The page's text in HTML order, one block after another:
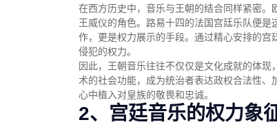
在西方历史中，音乐与王朝的结合同样紧密
王威仪的角色。路易十四的法国宫廷乐队便
作，更是权力展示的手段。通过精心安排的
侵犯的权力。
因此，王朝音乐往往不仅仅是文化成就的体
术的社会功能，成为统治者表达政权合法性
心中植入对皇族的敬畏和忠诚。
2、宫廷音乐的权力象